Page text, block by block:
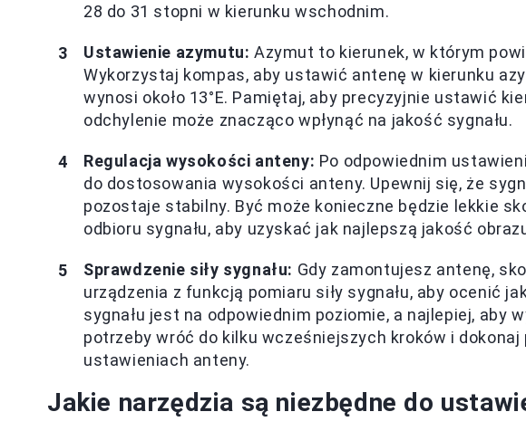
28 do 31 stopni w kierunku wschodnim.
Ustawienie azymutu: Azymut to kierunek, w którym
Wykorzystaj kompas, aby ustawić antenę w kierunku
wynosi około 13°E. Pamiętaj, aby precyzyjnie ustawić
odchylenie może znacząco wpłynąć na jakość sygnału.
Regulacja wysokości anteny: Po odpowiednim
do dostosowania wysokości anteny. Upewnij się, że
pozostaje stabilny. Być może konieczne będzie lekkie
odbioru sygnału, aby uzyskać jak najlepszą jakość
Sprawdzenie siły sygnału: Gdy zamontujesz antenę,
urządzenia z funkcją pomiaru siły sygnału, aby ocenić
sygnału jest na odpowiednim poziomie, a najlepiej, aby
potrzeby wróć do kilku wcześniejszych kroków i
ustawieniach anteny.
Jakie narzędzia są niezbędne do